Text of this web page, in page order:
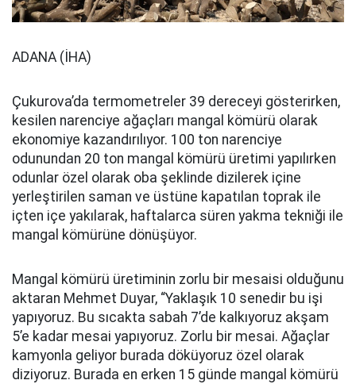
ADANA (İHA)
Çukurova’da termometreler 39 dereceyi gösterirken,
kesilen narenciye ağaçları mangal kömürü olarak
ekonomiye kazandırılıyor. 100 ton narenciye
odunundan 20 ton mangal kömürü üretimi yapılırken
odunlar özel olarak oba şeklinde dizilerek içine
yerleştirilen saman ve üstüne kapatılan toprak ile
içten içe yakılarak, haftalarca süren yakma tekniği ile
mangal kömürüne dönüşüyor.
Mangal kömürü üretiminin zorlu bir mesaisi olduğunu
aktaran Mehmet Duyar, “Yaklaşık 10 senedir bu işi
yapıyoruz. Bu sıcakta sabah 7’de kalkıyoruz akşam
5’e kadar mesai yapıyoruz. Zorlu bir mesai. Ağaçlar
kamyonla geliyor burada döküyoruz özel olarak
diziyoruz. Burada en erken 15 günde mangal kömürü